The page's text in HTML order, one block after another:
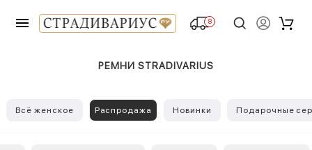
8
РЕМНИ STRADIVARIUS
Всё женское Распродажа Новинки Подарочные